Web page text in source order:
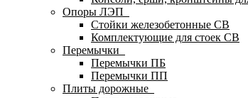
Опоры ЛЭП
Стойки железобетонные СВ
Комплектующие для стоек СВ
Перемычки
Перемычки ПБ
Перемычки ПП
Плиты дорожные